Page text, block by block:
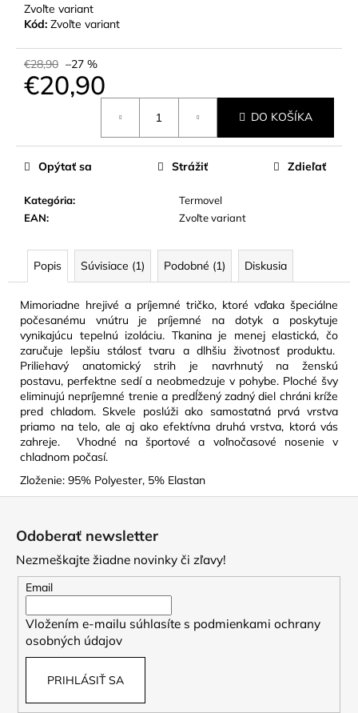
Zvoľte variant
Kód: Zvoľte variant
€28,90 –27 %
€20,90
DO KOŠÍKA
Kategória:
Termovel
EAN: Zvoľte variant
Opýtať sa Strážiť Zdieľať
Popis Súvisiace (1) Podobné (1) Diskusia
Mimoriadne hrejivé a príjemné tričko, ktoré vďaka špeciálne
počesanému vnútru je príjemné na dotyk a poskytuje
vynikajúcu tepelnú izoláciu. Tkanina je menej elastická, čo
zaručuje lepšiu stálosť tvaru a dlhšiu životnosť produktu.
Priliehavý anatomický strih je navrhnutý na ženskú
postavu, perfektne sedí a neobmedzuje v pohybe. Ploché švy
eliminujú nepríjemné trenie a predĺžený zadný diel chráni kríže
pred chladom.Skvele poslúži ako samostatná prvá vrstva
priamo na telo, ale aj ako efektívna druhá vrstva, ktorá vás
zahreje.
Vhodné na športové a voľnočasové nosenie v
chladnom počasí.
Zloženie: 95% Polyester, 5% Elastan
Odoberať newsletter
Nezmeškajte žiadne novinky či zľavy!
Email
Vložením e-mailu súhlasíte s podmienkami ochrany
osobných údajov
PRIHLÁSIŤ SA